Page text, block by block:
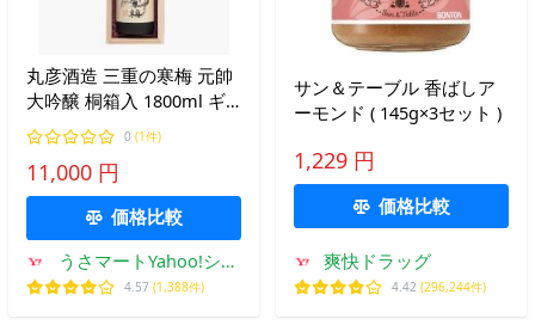
丸彦酒造 三重の寒梅 元帥
大吟醸 桐箱入 1800ml ギ
フト 日本酒 清酒 地酒 大
吟醸 お祝い 贈り物
0 (1件)
11,000 円
価格比較
うさマートYahoo!ショ
ッピング店
4.57 (1,388件)
サン＆テーブル 香ばしア
ーモンド ( 145g×3セット )
1,229 円
価格比較
爽快ドラッグ
4.42 (296,244件)